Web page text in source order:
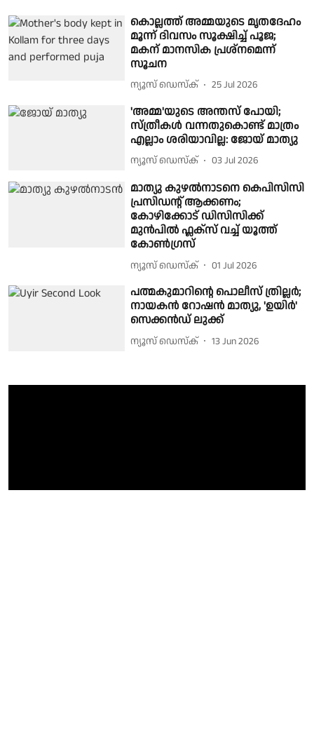
കൊല്ലത്ത് അമ്മയുടെ മൃതദേഹം
മൂന്ന് ദിവസം സൂക്ഷിച്ച് പൂജ;
മകന് മാനസിക പ്രശ്നമെന്ന്
സൂചന
ന്യൂസ് ഡെസ്ക് 25 Jul 2026
'അമ്മ'യുടെ അന്തസ് പോയി;
സ്ത്രീകൾ വന്നതുകൊണ്ട് മാത്രം
എല്ലാം ശരിയാവില്ല: ജോയ് മാത്യു
ന്യൂസ് ഡെസ്ക് 03 Jul 2026
മാത്യു കുഴൽനാടനെ കെപിസിസി
പ്രസിഡന്റ് ആക്കണം;
കോഴിക്കോട് ഡിസിസിക്ക്
മുൻപിൽ ഫ്ലക്സ് വച്ച് യൂത്ത്
കോൺഗ്രസ്
ന്യൂസ് ഡെസ്ക് 01 Jul 2026
പത്മകുമാറിന്റെ പൊലീസ് ത്രില്ലർ;
നായകൻ റോഷൻ മാത്യു, 'ഉയിർ'
സെക്കൻഡ് ലുക്ക്
ന്യൂസ് ഡെസ്ക് 13 Jun 2026